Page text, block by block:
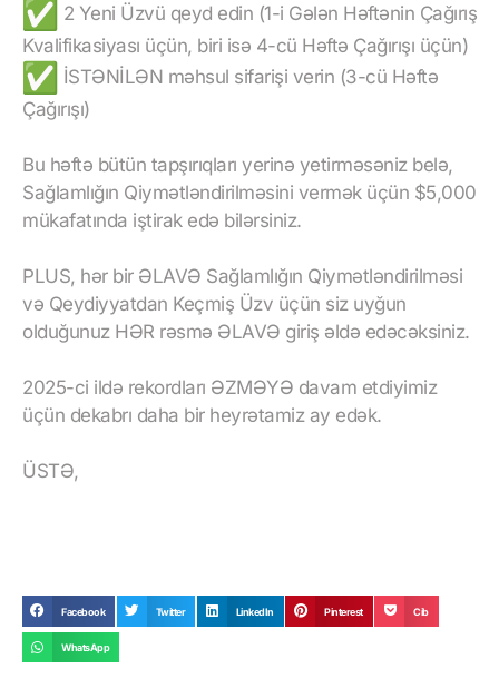
2 Yeni Üzvü qeyd edin (1-i Gələn Həftənin Çağırış
Kvalifikasiyası üçün, biri isə 4-cü Həftə Çağırışı üçün)
İSTƏNİLƏN məhsul sifarişi verin (3-cü Həftə
Çağırışı)
Bu həftə bütün tapşırıqları yerinə yetirməsəniz belə,
Sağlamlığın Qiymətləndirilməsini vermək üçün $5,000
mükafatında iştirak edə bilərsiniz.
PLUS, hər bir ƏLAVƏ Sağlamlığın Qiymətləndirilməsi
və Qeydiyyatdan Keçmiş Üzv üçün siz uyğun
olduğunuz HƏR rəsmə ƏLAVƏ giriş əldə edəcəksiniz.
2025-ci ildə rekordları ƏZMƏYƏ davam etdiyimiz
üçün dekabrı daha bir heyrətamiz ay edək.
ÜSTƏ,
Facebook Twitter LinkedIn Pinterest Cib
WhatsApp